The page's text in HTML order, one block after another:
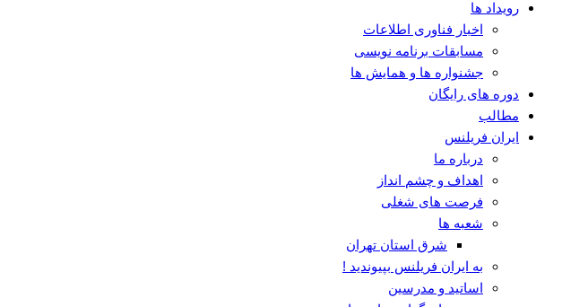
رویداد ها
اخبار فناوری اطلاعات
مسابقات برنامه نویسی
جشنواره ها و همایش ها
دوره های رایگان
مطالب
ایران فریلنس
درباره ما
اهداف و چشم انداز
فرصت های شغلی
شعبه ها
شرق استان تهران
به ایران فریلنس بپیوندید !
اساتید و مدرسین